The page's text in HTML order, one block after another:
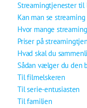
Streamingtjenester til
Kan man se
Hvor mange
Priser på
Hvad skal du
Sådan vælger du den
Til filmelskeren
Til serie-entusiasten
Til familien